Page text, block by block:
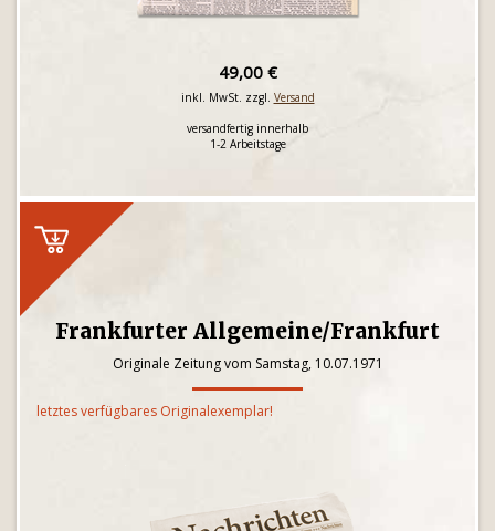
49,00 €
inkl. MwSt. zzgl. Versand
versandfertig innerhalb
1-2 Arbeitstage
Frankfurter Allgemeine/Frankfurt
Originale Zeitung vom Samstag, 10.07.1971
letztes verfügbares Originalexemplar!